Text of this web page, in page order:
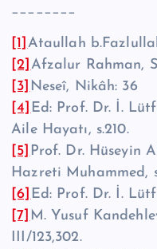
________
[1] Ataullah
[2] Afzalur Rahman,
[3] Neseî, Nikâh: 36
[4] Ed: Prof. Dr. İ.
Aile Hayatı, s.210.
[5] Prof. Dr. Hüseyin
Hazreti Muhammed,
[6] Ed: Prof. Dr. İ.
[7] M. Yusuf
III/123,302.